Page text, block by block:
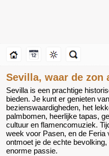
Sevilla, waar de
Sevilla is een prachtige
bieden. Je kunt er genieten
bezienswaardigheden, het
palmbomen, heerlijke tapas,
cultuur en flamencomuziek.
week voor Pasen, en de Feria
ontmoet je de echte
enorme passie.